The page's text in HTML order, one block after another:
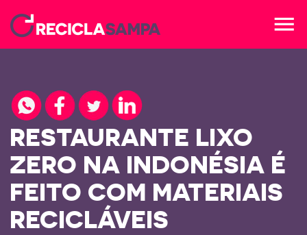
menu
RESTAURANTE LIXO
ZERO NA INDONÉSIA É
FEITO COM MATERIAIS
RECICLÁVEIS